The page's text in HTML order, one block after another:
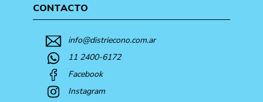
CONTACTO
info@distriecono.com.ar
11 2400-6172
Facebook
Instagram